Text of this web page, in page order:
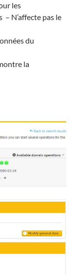
les
– N’affecte pas le
du
la